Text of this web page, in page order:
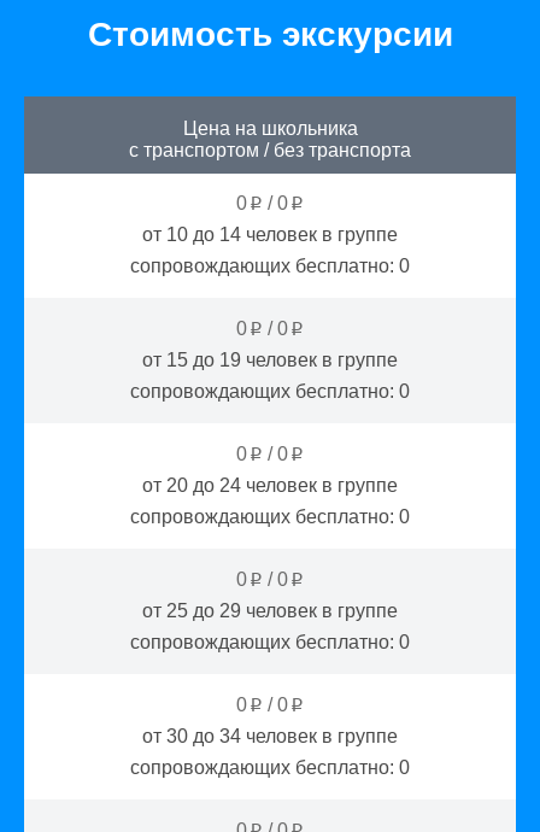
Стоимость экскурсии
Цена на школьника
с транспортом / без транспорта
0 p /0 p
от 10 до 14 человек в группе
сопровождающих бесплатно: 0
0 p /0 p
от 15 до 19 человек в группе
сопровождающих бесплатно: 0
0 p /0 p
от 20 до 24 человек в группе
сопровождающих бесплатно: 0
0 p /0 p
от 25 до 29 человек в группе
сопровождающих бесплатно: 0
0 p /0 p
от 30 до 34 человек в группе
сопровождающих бесплатно: 0